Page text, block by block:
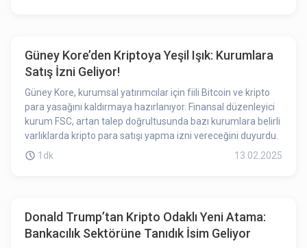
Güney Kore’den Kriptoya Yeşil Işık: Kurumlara
Satış İzni Geliyor!
Güney Kore, kurumsal yatırımcılar için fiili Bitcoin ve kripto
para yasağını kaldırmaya hazırlanıyor. Finansal düzenleyici
kurum FSC, artan talep doğrultusunda bazı kurumlara belirli
varlıklarda kripto para satışı yapma izni vereceğini duyurdu.
1dk
13.02.2025
Donald Trump’tan Kripto Odaklı Yeni Atama:
Bankacılık Sektörüne Tanıdık İsim Geliyor